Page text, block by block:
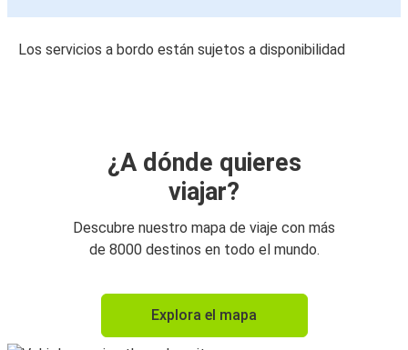
Los servicios a bordo están sujetos a disponibilidad
¿A dónde quieres
viajar?
Descubre nuestro mapa de viaje con más
de 8000 destinos en todo el mundo.
Explora el mapa